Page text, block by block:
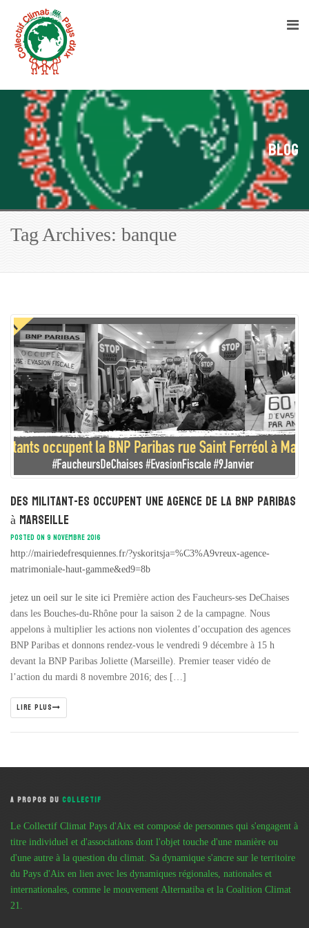
Blog
Tag Archives: banque
Des militant-es occupent une agence de la BNP Paribas
à Marseille
POSTED ON 9 NOVEMBRE 2016
http://mairiedefresquiennes.fr/?yskoritsja=%C3%A9vreux-agence-
matrimoniale-haut-gamme&ed9=8b
jetez un oeil sur le site ici Première action des Faucheurs-ses DeChaises
dans les Bouches-du-Rhône pour la saison 2 de la campagne. Nous
appelons à multiplier les actions non violentes d’occupation des agences
BNP Paribas et donnons rendez-vous le vendredi 9 décembre à 15 h
devant la BNP Paribas Joliette (Marseille). Premier teaser vidéo de
l’action du mardi 8 novembre 2016; des […]
LIRE PLUS
A PROPOS DUCOLLECTIF
Le Collectif Climat Pays d'Aix est composé de personnes qui s'engagent à
titre individuel et d'associations dont l'objet touche d'une manière ou
d'une autre à la question du climat. Sa dynamique s'ancre sur le territoire
du Pays d'Aix en lien avec les dynamiques régionales, nationales et
internationales, comme le mouvement Alternatiba et la Coalition Climat
21.